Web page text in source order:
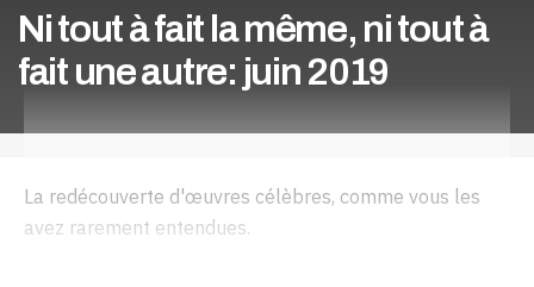
Ni tout à fait la même, ni tout à
fait une autre: juin 2019
La redécouverte d'œuvres célèbres, comme vous les
avez rarement entendues.